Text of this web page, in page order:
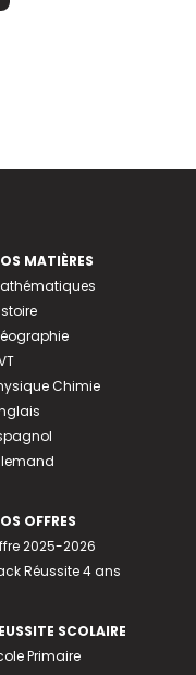
MATIÈRES
Chimie
OFFRES
2025-2026
Réussite 4 ans
SCOLAIRE
Primaire